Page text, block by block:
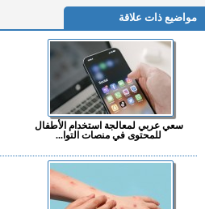
مواضيع ذات علاقة
سعي عربي لمعالجة استخدام الأطفال
للمحتوى في منصات التوا...